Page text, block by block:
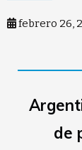
febrero 26,
de